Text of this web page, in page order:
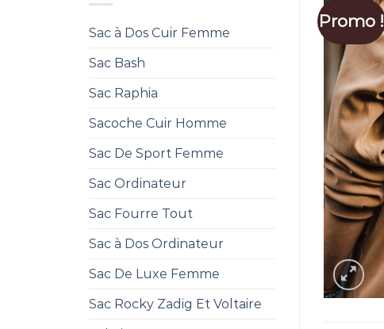
Sac à Dos Cuir Femme
Sac Bash
Sac Raphia
Sacoche Cuir Homme
Sac De Sport Femme
Sac Ordinateur
Sac Fourre Tout
Sac à Dos Ordinateur
Sac De Luxe Femme
Sac Rocky Zadig Et Voltaire
Promo !